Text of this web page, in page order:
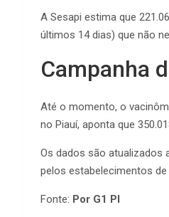
A Sesapi estima que
últimos 14 dias) que não
Campanha
Até o momento, o
no Piauí, aponta que
Os dados são atualizados
pelos estabelecimentos de
Fonte: Por G1 PI